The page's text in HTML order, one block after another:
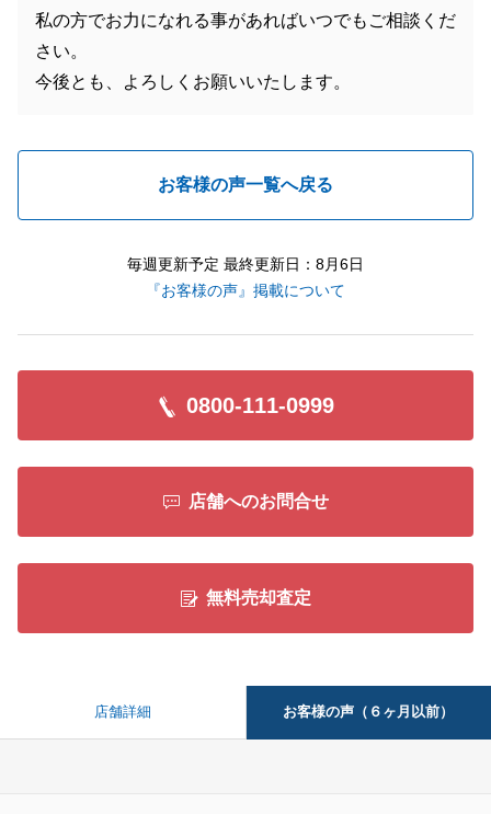
私の方でお力になれる事があればいつでもご相談くだ
さい。
今後とも、よろしくお願いいたします。
お客様の声一覧へ戻る
毎週更新予定 最終更新日：8月6日
『お客様の声』掲載について
0800-111-0999
店舗へのお問合せ
無料売却査定
店舗詳細 お客様の声（６ヶ月以前）